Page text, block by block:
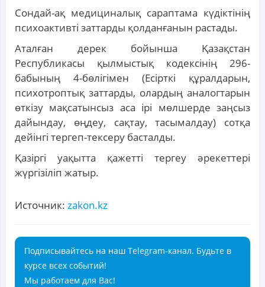
Сондай-ақ медициналық сараптама күдіктінің
психоактивті заттарды қолданғанын растады.
Аталған дерек бойынша Қазақстан
Республикасы қылмыстық кодексінің 296-
бабының 4-бөлігімен (Есірткі құралдарын,
психотроптық заттарды, олардың аналогтарын
өткізу мақсатынсыз аса ірі мөлшерде заңсыз
дайындау, өңдеу, сақтау, тасымалдау) сотқа
дейінгі тергеп-тексеру басталды.
Қазіргі уақытта қажетті тергеу әрекеттері
жүргізіліп жатыр.
Источник: zakon.kz
Подписывайтесь на наш Telegram-канал. Будьте в
курсе всех событий!
Мы работаем для Вас!